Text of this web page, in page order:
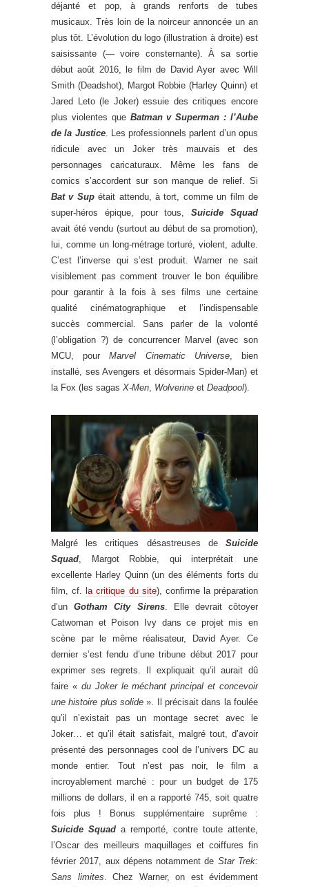
déjanté et pop, à grands renforts de tubes
musicaux. Très loin de la noirceur annoncée un an
plus tôt. L’évolution du logo (illustration à droite) est
saisissante (— voire consternante). À sa sortie
début août 2016, le film de David Ayer avec Will
Smith (Deadshot), Margot Robbie (Harley Quinn) et
Jared Leto (le Joker) essuie des critiques encore
plus violentes que Batman v Superman : l’Aube
de la Justice. Les professionnels parlent d’un opus
ridicule avec un Joker très mauvais et des
personnages caricaturaux. Même les fans de
comics s’accordent sur son manque de relief. Si
Bat v Supétait attendu, à tort, comme un film de
super-héros épique, pour tous,Suicide Squad
avait été vendu (surtout au début de sa promotion),
lui, comme un long-métrage torturé, violent, adulte.
C’est l’inverse qui s’est produit. Warner ne sait
visiblement pas comment trouver le bon équilibre
pour garantir à la fois à ses films une certaine
qualité cinématographique et l’indispensable
succès commercial. Sans parler de la volonté
(l’obligation ?) de concurrencer Marvel (avec son
MCU, pourMarvel Cinematic Universe, bien
installé, ses Avengers et désormais Spider-Man) et
la Fox (les sagas X-Men, Wolverine et Deadpool).
Malgré les critiques désastreuses de Suicide
Squad, Margot Robbie, qui interprétait une
excellente Harley Quinn (un des éléments forts du
film, cf. la critique du site), confirme la préparation
d’unGotham City Sirens. Elle devrait côtoyer
Catwoman et Poison Ivy dans ce projet mis en
scène par le même réalisateur, David Ayer. Ce
dernier s’est fendu d’une tribune début 2017 pour
exprimer ses regrets. Il expliquait qu’il aurait dû
faire « du Joker le méchant principal et concevoir
une histoire plus solide ». Il précisait dans la foulée
qu’il n’existait pas un montage secret avec le
Joker… et qu’il était satisfait, malgré tout, d’avoir
présenté des personnages cool de l’univers DC au
monde entier. Tout n’est pas noir, le film a
incroyablement marché : pour un budget de 175
millions de dollars, il en a rapporté 745, soit quatre
fois plus ! Bonus supplémentaire suprême :
Suicide Squad a remporté, contre toute attente,
l’Oscar des meilleurs maquillages et coiffures fin
février 2017, aux dépens notamment de Star Trek:
Sans limites. Chez Warner, on est évidemment